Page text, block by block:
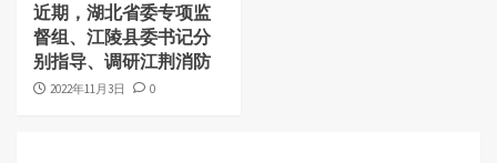
近期，湖北省委专项监
督组、江陵县委书记分
别指导、调研江荆消防
2022年11月3日 0